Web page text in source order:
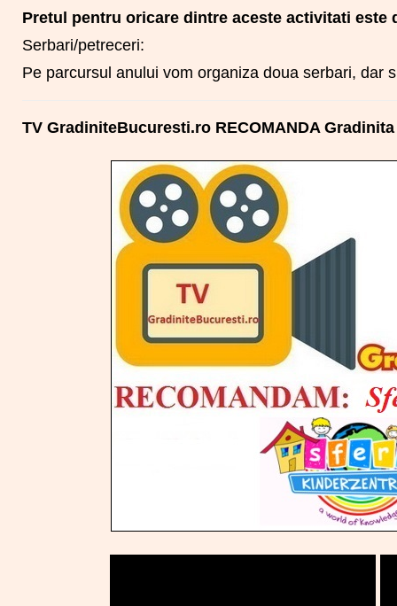
Pretul pentru oricare dintre aceste activitati este
Serbari/petreceri:
Pe parcursul anului vom organiza doua serbari, dar
TV GradiniteBucuresti.ro RECOMANDA